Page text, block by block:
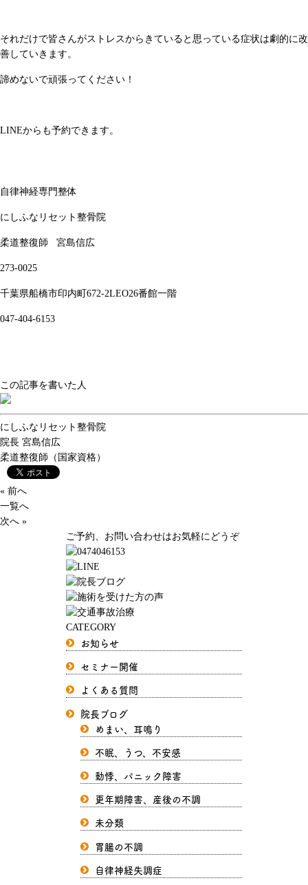
それだけで皆さんがストレスからきていると思っている症状は劇的に改
善していきます。
諦めないで頑張ってください！
LINEからも予約できます。
自律神経専門整体
にしふなリセット整骨院
柔道整復師 宮島信広
273-0025
千葉県船橋市印内町672-2LEO26番館一階
047-404-6153
この記事を書いた人
にしふなリセット整骨院
院長 宮島信広
柔道整復師（国家資格）
« 前へ
一覧へ
次へ »
ご予約、お問い合わせはお気軽にどうぞ
CATEGORY
お知らせ
セミナー開催
よくある質問
院長ブログ
めまい、耳鳴り
不眠、うつ、不安感
動悸、パニック障害
更年期障害、産後の不調
未分類
胃腸の不調
自律神経失調症